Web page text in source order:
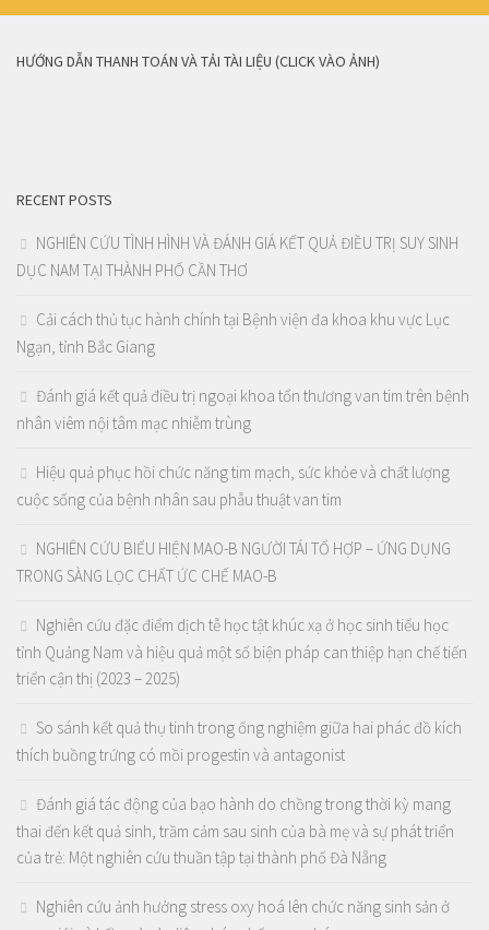
HƯỚNG DẪN THANH TOÁN VÀ TẢI TÀI LIỆU (CLICK VÀO ẢNH)
RECENT POSTS
NGHIÊN CỨU TÌNH HÌNH VÀ ĐÁNH GIÁ KẾT QUẢ ĐIỀU TRỊ SUY SINH
DỤC NAM TẠI THÀNH PHỐ CẦN THƠ
Cải cách thủ tục hành chính tại Bệnh viện đa khoa khu vực Lục
Ngạn, tỉnh Bắc Giang
Đánh giá kết quả điều trị ngoại khoa tổn thương van tim trên bệnh
nhân viêm nội tâm mạc nhiễm trùng
Hiệu quả phục hồi chức năng tim mạch, sức khỏe và chất lượng
cuộc sống của bệnh nhân sau phẫu thuật van tim
NGHIÊN CỨU BIỂU HIỆN MAO-B NGƯỜI TÁI TỔ HỢP – ỨNG DỤNG
TRONG SÀNG LỌC CHẤT ỨC CHẾ MAO-B
Nghiên cứu đặc điểm dịch tễ học tật khúc xạ ở học sinh tiểu học
tỉnh Quảng Nam và hiệu quả một số biện pháp can thiệp hạn chế tiến
triển cận thị (2023 – 2025)
So sánh kết quả thụ tinh trong ống nghiệm giữa hai phác đồ kích
thích buồng trứng có mồi progestin và antagonist
Đánh giá tác động của bạo hành do chồng trong thời kỳ mang
thai đến kết quả sinh, trầm cảm sau sinh của bà mẹ và sự phát triển
của trẻ: Một nghiên cứu thuần tập tại thành phố Đà Nẵng
Nghiên cứu ảnh hưởng stress oxy hoá lên chức năng sinh sản ở